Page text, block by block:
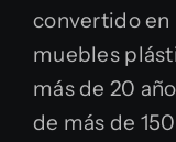
convertido en
muebles
más de 20
de más de